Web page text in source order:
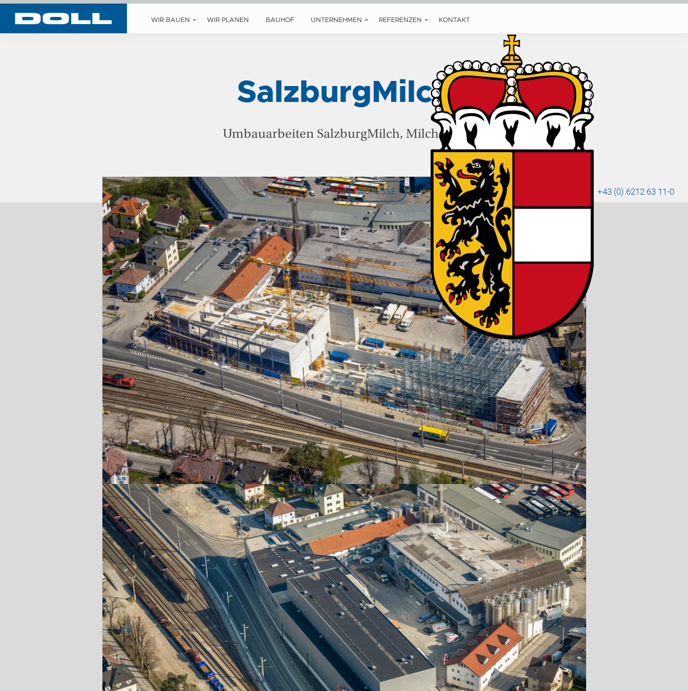
WIR BAUEN WIR PLANEN BAUHOF UNTERNEHMEN REFERENZEN KONTAKT
ADRESSE +43 (0) 6212 63 11-0
SalzburgMilch
Umbauarbeiten SalzburgMilch, Milchstr. 1